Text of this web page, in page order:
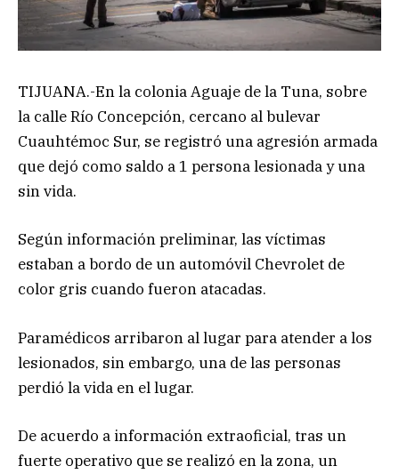
TIJUANA.-En la colonia Aguaje de la Tuna, sobre
la calle Río Concepción, cercano al bulevar
Cuauhtémoc Sur, se registró una agresión armada
que dejó como saldo a 1 persona lesionada y una
sin vida.
Según información preliminar, las víctimas
estaban a bordo de un automóvil Chevrolet de
color gris cuando fueron atacadas.
Paramédicos arribaron al lugar para atender a los
lesionados, sin embargo, una de las personas
perdió la vida en el lugar.
De acuerdo a información extraoficial, tras un
fuerte operativo que se realizó en la zona, un